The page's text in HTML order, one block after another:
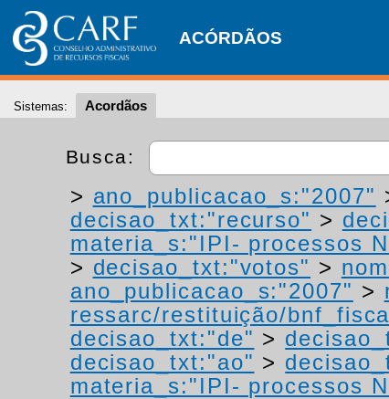
ACÓRDÃOS
Sistemas: Acordãos
Busca:
> ano_publicacao_s:"2007"
decisao_txt:"recurso" >
materia_s:"IPI- processos
> decisao_txt:"votos" >
ano_publicacao_s:"2007" >
ressarc/restituição/
decisao_txt:"de" >
decisao_txt:"ao" >
materia_s:"IPI- processos